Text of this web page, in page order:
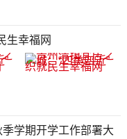
生幸福网
学期开学工作部署大